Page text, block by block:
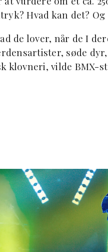
Hvad kan det?
de lover, når de I
søde
klovneri, vilde BMX-